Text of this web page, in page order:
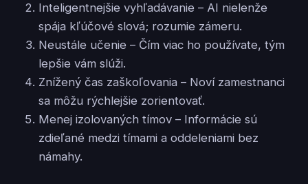
Inteligentnejšie vyhľadávanie – AI nielenže
spája kľúčové slová; rozumie zámeru.
Neustále učenie – Čím viac ho používate, tým
lepšie vám slúži.
Znížený čas zaškoľovania – Noví zamestnanci
sa môžu rýchlejšie zorientovať.
Menej izolovaných tímov – Informácie sú
zdieľané medzi tímami a oddeleniami bez
námahy.